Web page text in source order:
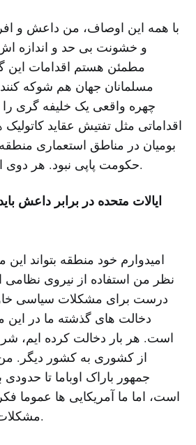
با همه این اوصاف، من داعش و
و خشونت بی حد و اندازه
مطمئن هستم اقدامات این
مسلمانان جهان هم شوکه
چهره واقعی یک خلیفه گری را
اقداماتی مثل تفتیش عقاید کاتولیک
بومیان در مناطق استعماری
حکومت پاپی نبود. هر دوی این ها محکوم هستند.
ایالات متحده در برابر داعش
امیدوارم خود منطقه بتواند
نظر من استفاده از نیروی نظامی
درست برای مشکلات سیاسی
دخالت های گذشته ما در
است. هر بار دخالت کرده ایم،
از کشوری به کشور دیگر.
جمهور باراک اوباما تا
است، اما ما آمریکایی ها عموما
مشکلات دیگران را حل کنیم.